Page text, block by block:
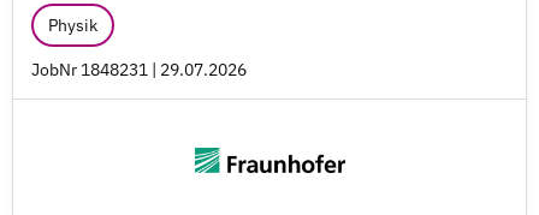
Physik
JobNr 1848231 | 29.07.2026